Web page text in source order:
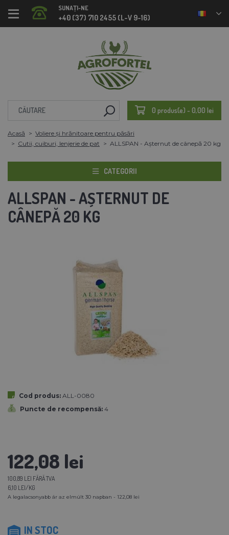
SUNAȚI-NE
+40 (37) 710 2455 (L-V 9-16)
0 produs(e) - 0,00 lei
Acasă
Voliere și hrănitoare pentru păsări
Cutii, cuiburi, lenjerie de pat
ALLSPAN - Așternut de cânepă 20 kg
CATEGORII
ALLSPAN - AȘTERNUT DE
CÂNEPĂ 20 KG
Cod produs: ALL-0080
Puncte de recompensă: 4
122,08 lei
100,89 LEI FĂRĂ TVA
6,10 LEI/KG
A legalacsonyabb ár az elmúlt 30 napban - 122,08 lei
IN STOC